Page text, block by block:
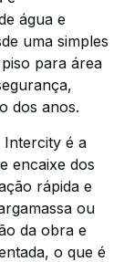
água e
uma simples
para área
dos anos.
é a
encaixe dos
rápida e
ou
da obra e
o que é